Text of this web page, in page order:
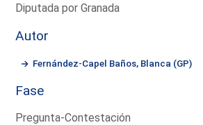
Diputada por Granada
Autor
Fernández-Capel Baños, Blanca (GP)
Fase
Pregunta-Contestación